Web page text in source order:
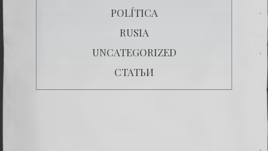
POLÍTICA
RUSIA
UNCATEGORIZED
СТАТЬИ